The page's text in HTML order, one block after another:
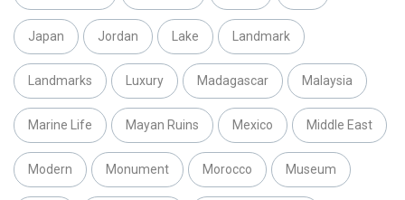
Japan Jordan Lake Landmark
Landmarks Luxury Madagascar Malaysia
Marine Life Mayan Ruins Mexico Middle East
Modern Monument Morocco Museum